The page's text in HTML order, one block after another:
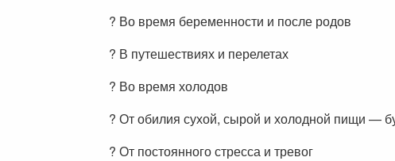
? Во время беременности и после родов
? В путешествиях и перелетах
? Во время холодов
? От обилия сухой, сырой и холодной пищи —
? От постоянного стресса и тревог